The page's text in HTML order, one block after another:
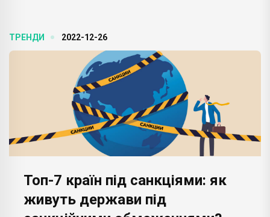
ТРЕНДИ 2022-12-26
Топ-7 країн під санкціями: як
живуть держави під